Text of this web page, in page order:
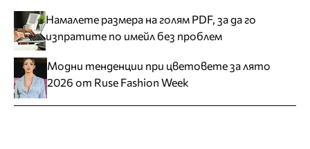
Намалете размера на голям PDF, за да го
изпратите по имейл без проблем
Модни тенденции при цветовете за лято
2026 от Ruse Fashion Week